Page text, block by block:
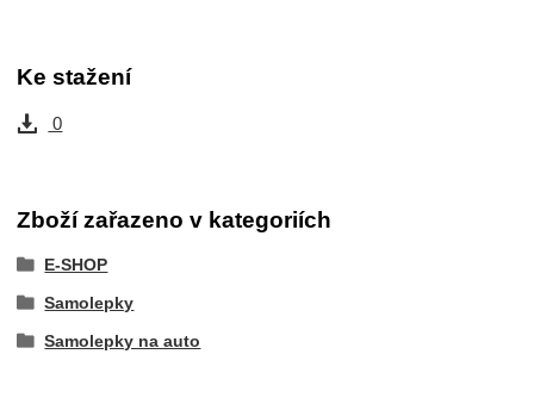
Ke stažení
0
Zboží zařazeno v kategoriích
E-SHOP
Samolepky
Samolepky na auto